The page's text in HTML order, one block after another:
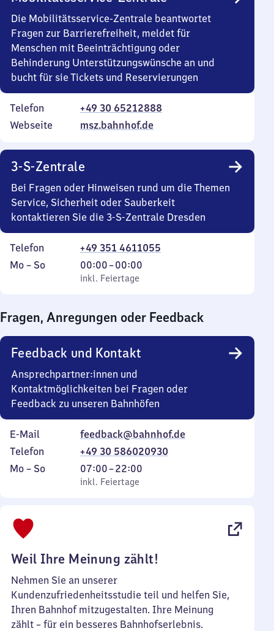
Die Mobilitätsservice-Zentrale beantwortet
Fragen zur Barrierefreiheit, meldet für
Menschen mit Beeinträchtigung oder
Behinderung Unterstützungswünsche an und
bucht für sie Tickets und Reservierungen
Telefon
+49 30 65212888
Webseite
msz.bahnhof.de
3-S-Zentrale
Bei Fragen oder Hinweisen rund um die Themen
Service, Sicherheit oder Sauberkeit
kontaktieren Sie die 3-S-Zentrale Dresden
Telefon
+49 351 4611055
Montag
Mo – So,
inkl. Feiertage
00:00–00:00
Von
0
0
Uhr
inkl. Feiertage
Fragen, Anregungen oder Feedback
Feedback und Kontakt
Ansprechpartner:innen und
Kontaktmöglichkeiten bei Fragen oder
Feedback zu unseren Bahnhöfen
E-Mail
feedback@bahnhof.de
Telefon
+49 30 586020930
Montag
Mo – So,
inkl. Feiertage
07:00–22:00
Von
7
inkl. Feiertage
Weil Ihre Meinung zählt!
Nehmen Sie an unserer
Kundenzufriedenheitsstudie teil und helfen Sie,
Ihren Bahnhof mitzugestalten. Ihre Meinung
zählt – für ein besseres Bahnhofserlebnis.